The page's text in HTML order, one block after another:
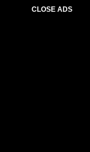
CLOSE ADS